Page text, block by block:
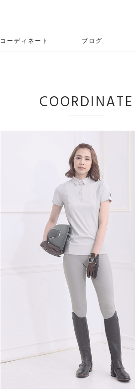
コーディネート ブログ
COORDINATE